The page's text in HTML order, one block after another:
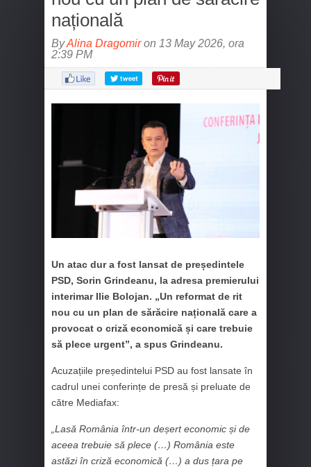
națională
ByAlina Dragomiron 13 May 2026, ora
2:39 PM
Un atac dur a fost lansat de președintele
PSD, Sorin Grindeanu, la adresa premierului
interimar Ilie Bolojan. „Un reformat de rit
nou cu un plan de sărăcire națională care a
provocat o criză economică și care trebuie
să plece urgent”, a spus Grindeanu.
Acuzațiile președintelui PSD au fost lansate în
cadrul unei conferințe de presă și preluate de
către Mediafax:
„Lasă România într-un deșert economic și de
aceea trebuie să plece (…) România este
astăzi în criză economică (…) a dus țara pe